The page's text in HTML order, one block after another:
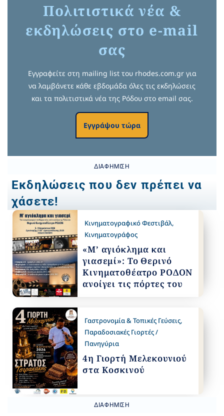
Πολιτιστικά νέα &
εκδηλώσεις στο e-mail
σας
Εγγραφείτε στη mailing list του rhodes.com.gr για
να λαμβάνετε κάθε εβδομάδα όλες τις εκδηλώσεις
και τα πολιτιστικά νέα της Ρόδου στο email σας.
Εγγράψου τώρα
ΔΙΑΦΉΜΙΣΗ
Εκδηλώσεις που δεν πρέπει να
χάσετε!
Κινηματογραφικό Φεστιβάλ,
Κινηματογράφος
«Μ’ αγιόκλημα και
γιασεμί»: Το Θερινό
Κινηματοθέατρο ΡΟΔΟΝ
ανοίγει τις πόρτες του
Γαστρονομία & Τοπικές Γεύσεις,
Παραδοσιακές Γιορτές /
Πανηγύρια
4η Γιορτή Μελεκουνιού
στα Κοσκινού
ΔΙΑΦΉΜΙΣΗ